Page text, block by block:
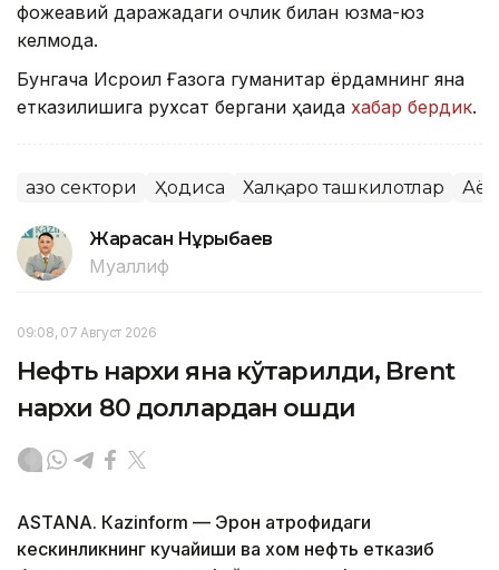
фожеавий даражадаги очлик билан юзма-юз
келмоқда.
Бунгача Исроил Ғазога гуманитар ёрдамнинг яна
етказилишига рухсат бергани ҳақида хабар бердик.
Ғазо сектори Ҳодиса Халқаро ташкилотлар
Жарасқан Нұрыбаев
Муаллиф
09:08, 07 Август 2026
Нефть нархи яна кўтарилди, Brent
нархи 80 доллардан ошди
ASTANА. Кazinform — Эрон атрофидаги
кескинликнинг кучайиши ва хом нефть етказиб